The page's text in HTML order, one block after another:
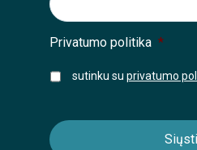
Privatumo politika *
sutinku su privatumo